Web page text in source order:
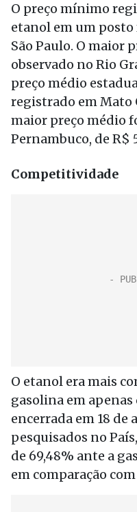
O preço mínimo
etanol em um posto
São Paulo. O maior
observado no Rio
preço médio
registrado em Mato
maior preço médio
Pernambuco, de R$
Competitividade
O etanol era mais
gasolina em
encerrada em 18 de
pesquisados no
de 69,48% ante a
em comparação